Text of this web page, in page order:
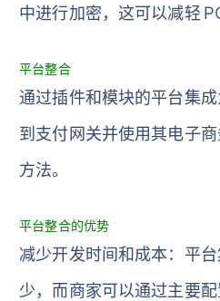
中进行加密，这可以减轻
平台整合
通过插件和模块的平台集
到支付网关并使用其电子
方法。
平台整合的优势
减少开发时间和成本：平
少，而商家可以通过主要配